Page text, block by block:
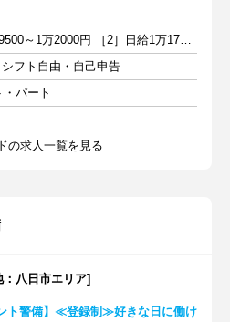
［1］日給9500～1万2000円 ［2］日給1万1750～1万4375円＋交通費
フト自由・自己申告
パート
の求人一覧を見る
八日市エリア]
ント警備】≪登録制≫好きな日に働け